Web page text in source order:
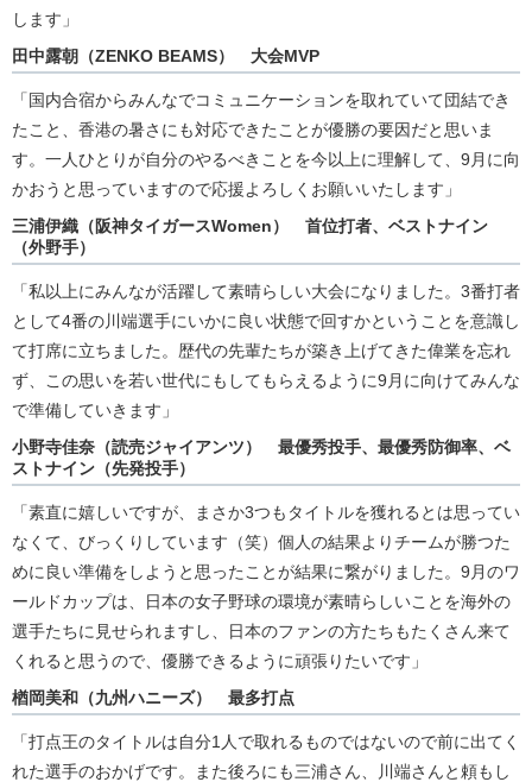
します」
田中露朝（ZENKO BEAMS） 大会MVP
「国内合宿からみんなでコミュニケーションを取れていて団結でき
たこと、香港の暑さにも対応できたことが優勝の要因だと思いま
す。一人ひとりが自分のやるべきことを今以上に理解して、9月に向
かおうと思っていますので応援よろしくお願いいたします」
三浦伊織（阪神タイガースWomen） 首位打者、ベストナイン
（外野手）
「私以上にみんなが活躍して素晴らしい大会になりました。3番打者
として4番の川端選手にいかに良い状態で回すかということを意識し
て打席に立ちました。歴代の先輩たちが築き上げてきた偉業を忘れ
ず、この思いを若い世代にもしてもらえるように9月に向けてみんな
で準備していきます」
小野寺佳奈（読売ジャイアンツ） 最優秀投手、最優秀防御率、ベ
ストナイン（先発投手）
「素直に嬉しいですが、まさか3つもタイトルを獲れるとは思ってい
なくて、びっくりしています（笑）個人の結果よりチームが勝つた
めに良い準備をしようと思ったことが結果に繋がりました。9月のワ
ールドカップは、日本の女子野球の環境が素晴らしいことを海外の
選手たちに見せられますし、日本のファンの方たちもたくさん来て
くれると思うので、優勝できるように頑張りたいです」
楢岡美和（九州ハニーズ） 最多打点
「打点王のタイトルは自分1人で取れるものではないので前に出てく
れた選手のおかげです。また後ろにも三浦さん、川端さんと頼もし